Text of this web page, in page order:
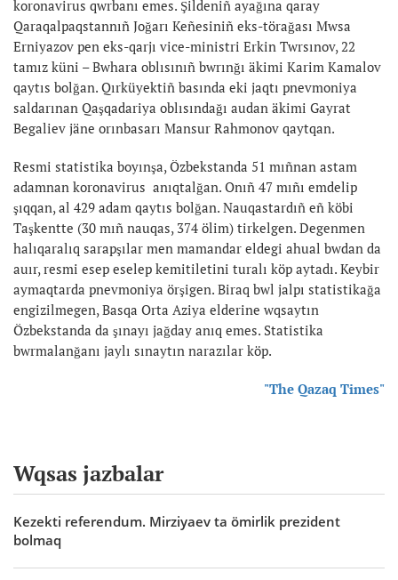
koronavirus qwrbanı emes. Şildeniñ ayağına qaray
Qaraqalpaqstannıñ Joğarı Keñesiniñ eks-törağası Mwsa
Erniyazov pen eks-qarjı vice-ministri Erkin Twrsınov, 22
tamız küni – Bwhara oblısınıñ bwrınğı äkimi Karim Kamalov
qaytıs bolğan. Qırküyektiñ basında eki jaqtı pnevmoniya
saldarınan Qaşqadariya oblısındağı audan äkimi Gayrat
Begaliev jäne orınbasarı Mansur Rahmonov qaytqan.
Resmi statistika boyınşa, Özbekstanda 51 mıñnan astam
adamnan koronavirus anıqtalğan. Onıñ 47 mıñı emdelip
şıqqan, al 429 adam qaytıs bolğan. Nauqastardıñ eñ köbi
Taşkentte (30 mıñ nauqas, 374 ölim) tirkelgen. Degenmen
halıqaralıq sarapşılar men mamandar eldegi ahual bwdan da
auır, resmi esep eselep kemitiletini turalı köp aytadı. Keybir
aymaqtarda pnevmoniya örşigen. Biraq bwl jalpı statistikağa
engizilmegen, Basqa Orta Aziya elderine wqsaytın
Özbekstanda da şınayı jağday anıq emes. Statistika
bwrmalanğanı jaylı sınaytın narazılar köp.
"The Qazaq Times"
Wqsas jazbalar
Kezekti referendum. Mirziyaev ta ömirlik prezident
bolmaq